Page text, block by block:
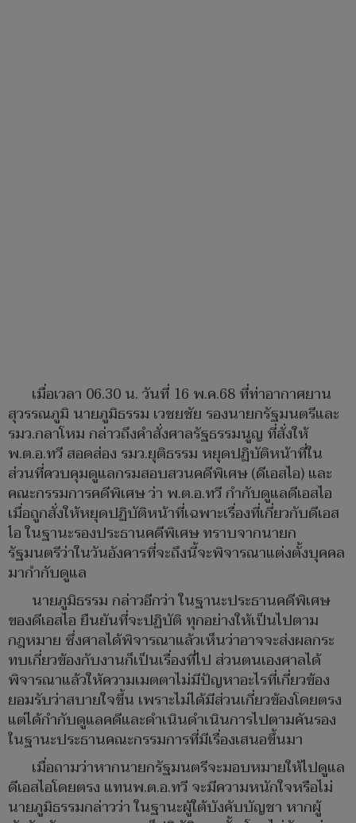
เมื่อเวลา 06.30 น. วันที่ 16 พ.ค.68 ที่ท่าอากาศยาน
สุวรรณภูมิ นายภูมิธรรม เวชยชัย รองนายกรัฐมนตรีและ
รมว.กลาโหม กล่าวถึงคำสั่งศาลรัฐธรรมนูญ ที่สั่งให้
พ.ต.อ.ทวี สอดส่อง รมว.ยุติธรรม หยุดปฏิบัติหน้าที่ใน
ส่วนที่ควบคุมดูแลกรมสอบสวนคดีพิเศษ (ดีเอสไอ) และ
คณะกรรมการคดีพิเศษ ว่า พ.ต.อ.ทวี กำกับดูแลดีเอสไอ
เมื่อถูกสั่งให้หยุดปฏิบัติหน้าที่เฉพาะเรื่องที่เกี่ยวกับดีเอส
ไอ ในฐานะรองประธานคดีพิเศษ ทราบจากนายก
รัฐมนตรีว่าในวันอังคารที่จะถึงนี้จะพิจารณาแต่งตั้งบุคคล
มากำกับดูแล
นายภูมิธรรม กล่าวอีกว่า ในฐานะประธานคดีพิเศษ
ของดีเอสไอ ยืนยันที่จะปฏิบัติ ทุกอย่างให้เป็นไปตาม
กฎหมาย ซึ่งศาลได้พิจารณาแล้วเห็นว่าอาจจะส่งผลกระ
ทบเกี่ยวข้องกับงานก็เป็นเรื่องที่ไป ส่วนตนเองศาลได้
พิจารณาแล้วให้ความเมตตาไม่มีปัญหาอะไรที่เกี่ยวข้อง
ยอมรับว่าสบายใจขึ้น เพราะไม่ได้มีส่วนเกี่ยวข้องโดยตรง
แต่ได้กำกับดูแลคดีและดำเนินดำเนินการไปตามคันรอง
ในฐานะประธานคณะกรรมการที่มีเรื่องเสนอขึ้นมา
เมื่อถามว่าหากนายกรัฐมนตรีจะมอบหมายให้ไปดูแล
ดีเอสไอโดยตรง แทนพ.ต.อ.ทวี จะมีความหนักใจหรือไม่
นายภูมิธรรมกล่าวว่า ในฐานะผู้ใต้บังคับบัญชา หากผู้